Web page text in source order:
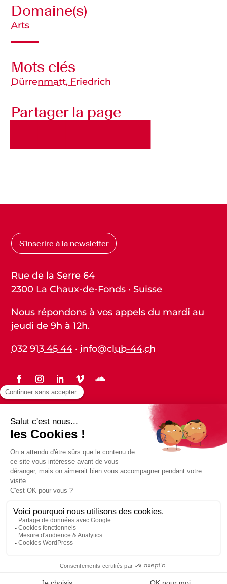
Domaine(s)
Arts
Mots clés
Dürrenmatt, Friedrich
Partager la page
S’inscrire à la newsletter
Rue de la Serre 64
2300 La Chaux-de-Fonds · Suisse
Nous répondons à vos appels du mardi au
jeudi de 9h à 12h.
032 913 45 44 ·info@club-44.ch
Protection des données